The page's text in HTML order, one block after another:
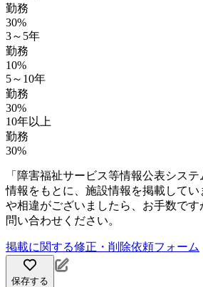
勤務
30%
3～5年
勤務
10%
5～10年
勤務
30%
10年以上
勤務
30%
「障害福祉サービス等情報公表シス
情報をもとに、施設情報を掲載してい
や相違がございましたら、お手数で
問い合わせください。
掲載に関する修正・削除依頼フォーム
保存する